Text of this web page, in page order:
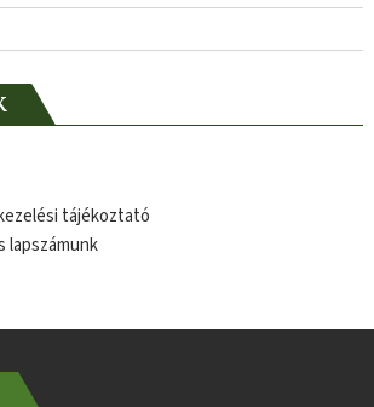
tájékoztató
lapszámunk